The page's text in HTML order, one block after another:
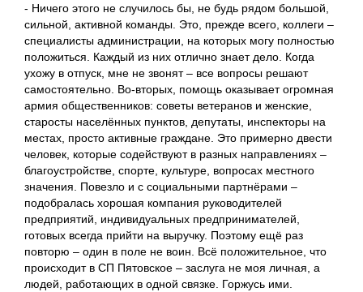
- Ничего этого не случилось бы, не будь рядом большой,
сильной, активной команды. Это, прежде всего, коллеги –
специалисты администрации, на которых могу полностью
положиться. Каждый из них отлично знает дело. Когда
ухожу в отпуск, мне не звонят – все вопросы решают
самостоятельно. Во-вторых, помощь оказывает огромная
армия общественников: советы ветеранов и женские,
старосты населённых пунктов, депутаты, инспекторы на
местах, просто активные граждане. Это примерно двести
человек, которые содействуют в разных направлениях –
благоустройстве, спорте, культуре, вопросах местного
значения. Повезло и с социальными партнёрами –
подобралась хорошая компания руководителей
предприятий, индивидуальных предпринимателей,
готовых всегда прийти на выручку. Поэтому ещё раз
повторю – один в поле не воин. Всё положительное, что
происходит в СП Пятовское – заслуга не моя личная, а
людей, работающих в одной связке. Горжусь ими.